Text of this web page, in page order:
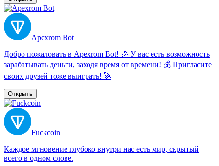
Apexrom Bot
Добро пожаловать в Apexrom Bot! 🎉 У вас есть возможность
зарабатывать деньги, заходя время от времени! 💰 Пригласите
своих друзей тоже выиграть! 🚀
Открыть
Fuckcoin
Каждое мгновение глубоко внутри нас есть мир, скрытый
всего в одном слове.